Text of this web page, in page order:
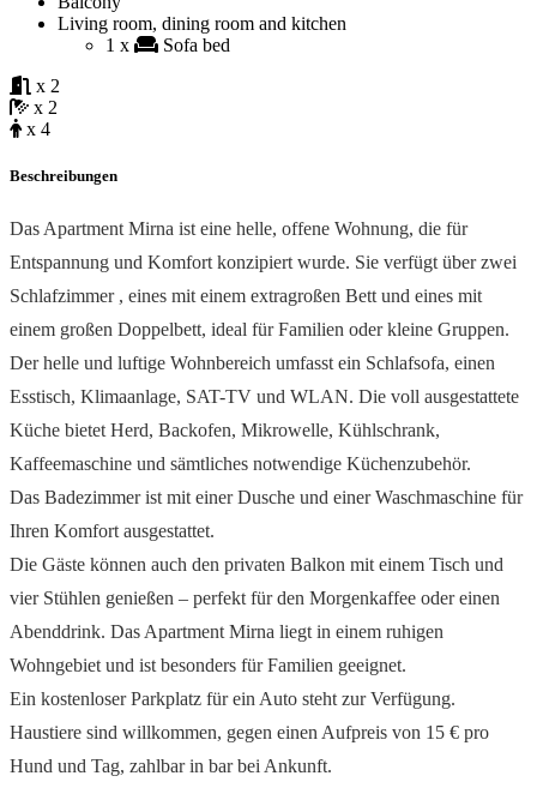
Living room, dining room and kitchen
1 x
Sofa bed
x 2
x 2
x 4
Beschreibungen
Das Apartment Mirna ist eine helle, offene Wohnung, die für
Entspannung und Komfort konzipiert wurde. Sie verfügt über zwei
Schlafzimmer , eines mit einem extragroßen Bett und eines mit
einem großen Doppelbett, ideal für Familien oder kleine Gruppen.
Der helle und luftige Wohnbereich umfasst ein Schlafsofa, einen
Esstisch, Klimaanlage, SAT-TV und WLAN. Die voll ausgestattete
Küche bietet Herd, Backofen, Mikrowelle, Kühlschrank,
Kaffeemaschine und sämtliches notwendige Küchenzubehör.
Das Badezimmer ist mit einer Dusche und einer Waschmaschine für
Ihren Komfort ausgestattet.
Die Gäste können auch den privaten Balkon mit einem Tisch und
vier Stühlen genießen – perfekt für den Morgenkaffee oder einen
Abenddrink. Das Apartment Mirna liegt in einem ruhigen
Wohngebiet und ist besonders für Familien geeignet.
Ein kostenloser Parkplatz für ein Auto steht zur Verfügung.
Haustiere sind willkommen, gegen einen Aufpreis von 15 € pro
Hund und Tag, zahlbar in bar bei Ankunft.